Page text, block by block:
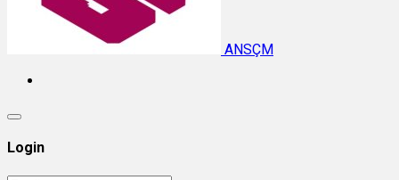
ANSÇM
Login